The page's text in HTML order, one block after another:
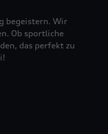
begeistern. Wir
Ob sportliche
das perfekt zu